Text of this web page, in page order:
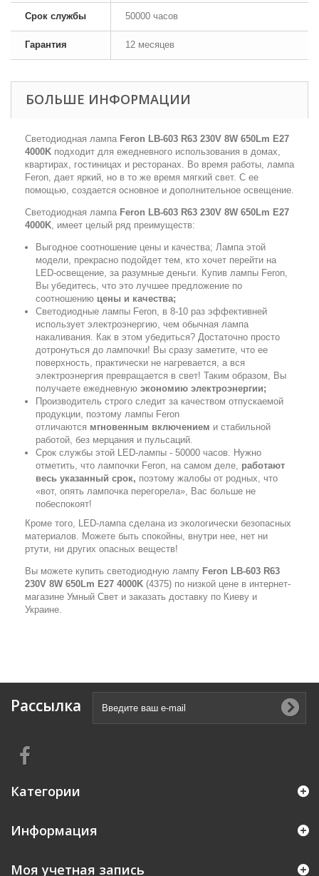
Срок службы 50000 часов
Гарантия 12 месяцев
БОЛЬШЕ ИНФОРМАЦИИ
Светодиодная лампа Feron LB-603 R63 230V 8W 650Lm E27
4000K подходит для ежедневного использования в домах,
квартирах, гостиницах и ресторанах. Во время работы, лампа
Feron, дает яркий, но в то же время мягкий свет. С ее
помощью, создается основное и дополнительное освещение.
Светодиодная лампа Feron LB-603 R63 230V 8W 650Lm E27
4000K, имеет целый ряд преимуществ:
Выгодное соотношение цены и качества; Лампа этой
модели, прекрасно подойдет тем, кто хочет перейти на
LED-освещение, за разумные деньги. Купив лампы Feron,
Вы убедитесь, что это лучшее предложение по
соотношению цены и качества;
Светодиодные лампы Feron, в 8-10 раз эффективней
использует электроэнергию, чем обычная лампа
накаливания. Как в этом убедиться? Достаточно просто
дотронуться до лампочки! Вы сразу заметите, что ее
поверхность, практически не нагревается, а вся
электроэнергия превращается в свет! Таким образом, Вы
получаете ежедневную экономию электроэнергии;
Производитель строго следит за качеством отпускаемой
продукции, поэтому лампы Feron
отличаются мгновенным включением и стабильной
работой, без мерцания и пульсаций.
Срок службы этой LED-лампы - 50000 часов. Нужно
отметить, что лампочки Feron, на самом деле, работают
весь указанный срок, поэтому жалобы от родных, что
«вот, опять лампочка перегорела», Вас больше не
побеспокоят!
Кроме того, LED-лампа сделана из экологически безопасных
материалов. Можете быть спокойны, внутри нее, нет ни
ртути, ни других опасных веществ!
Вы можете купить светодиодную лампу Feron LB-603 R63
230V 8W 650Lm E27 4000K (4375) по низкой цене в интернет-
магазине Умный Свет и заказать доставку по Киеву и
Украине.
Рассылка
Категории
Информация
Моя учетная запись